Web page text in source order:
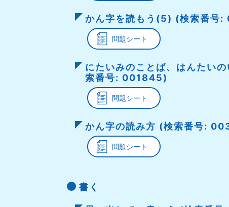
かん字を読もう(5) (検索番号
問題シート
にたいみのことば、はんたい
索番号: 001845)
問題シート
かん字の読み方 (検索番号:
問題シート
書く